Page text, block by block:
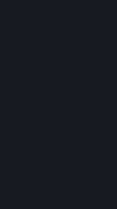
告知其他多人在线游戏服务提
为或活动、实施作弊行为、或
平台的体验，完美世界可能会
内容和服务。您知晓并同意，
和服务和/或帐户，则无需提前
作为平台的用户，您同意遵守
许、本协议另有规定或获得了
平台以及其提供的内容和服务的
（1）以任何方式对平台或内容
译、反向工程、破解源代码、
（2）上传或者以其他方式提供
件或其他文件，除非您已经获
（3）以通过平台使用任何材料
商标、专利、商业秘密或者任何
（4）以任何方式劫持平台网络